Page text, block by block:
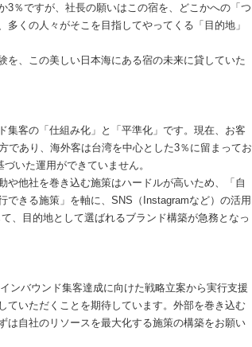
3％ですが、社長の願いはこの宿を、どこかへの「つ
多くの人々がそこを目指してやってくる「目的地」
を、この美しい日本海にある宿の未来に貸していた
集客の「仕組み化」と「平準化」です。現在、お客
であり、海外客は台湾を中心とした3％に留まってお
いた運用ができていません。
や他社を巻き込む施策はハードルが高いため、「自
できる施策」を軸に、SNS（Instagramなど）の活用
、目的地として選ばれるブランド構築が急務となっ
ンバウンド集客達成に向けた戦略立案から実行支援
ていただくことを期待しています。外部を巻き込む
は自社のリソースを最大化する施策の構築をお願い